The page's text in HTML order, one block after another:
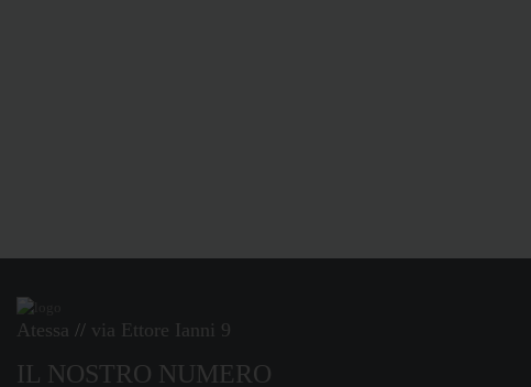
Atessa // via Ettore Ianni 9
IL NOSTRO NUMERO